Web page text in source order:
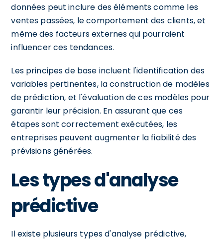
données peut inclure des éléments comme les
ventes passées, le comportement des clients, et
même des facteurs externes qui pourraient
influencer ces tendances.
Les principes de base incluent l'identification des
variables pertinentes, la construction de modèles
de prédiction, et l'évaluation de ces modèles pour
garantir leur précision. En assurant que ces
étapes sont correctement exécutées, les
entreprises peuvent augmenter la fiabilité des
prévisions générées.
Les types d'analyse
prédictive
Il existe plusieurs types d'analyse prédictive,